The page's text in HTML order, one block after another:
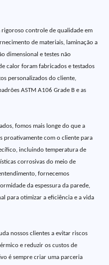
controle de qualidade em
de materiais, laminação a
dimensional e testes não
calor foram fabricados e testados
personalizados do cliente,
ASTM A106 Grade B e as
fomos mais longe do que a
proativamente com o cliente para
incluindo temperatura de
corrosivas do meio de
fornecemos
da espessura da parede,
para otimizar a eficiência e a vida
nossos clientes a evitar riscos
e reduzir os custos de
é sempre criar uma parceria